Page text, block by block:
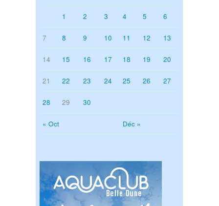
« Oct Déc »
1 2 3 4 5 6
7 8 9 10 11 12 13
14 15 16 17 18 19 20
21 22 23 24 25 26 27
28 29 30